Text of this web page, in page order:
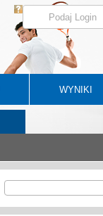
WYNIKI